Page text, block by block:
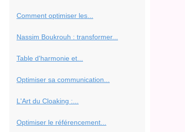
Comment optimiser les...
Nassim Boukrouh : transformer...
Table d'harmonie et...
Optimiser sa communication...
L'Art du Cloaking :...
Optimiser le référencement...